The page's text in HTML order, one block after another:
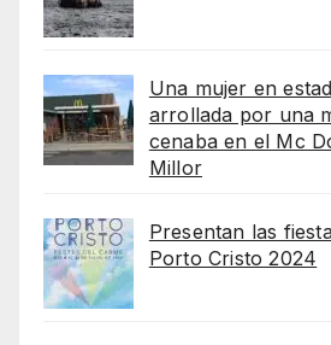
Una mujer en
arrollada por una
cenaba en el Mc
Millor
Presentan las
Porto Cristo 2024